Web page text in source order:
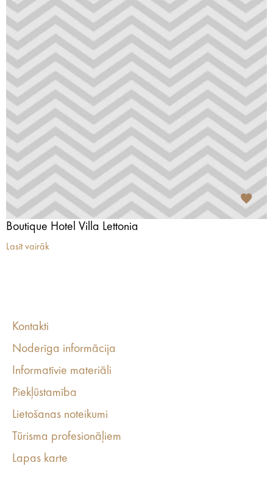
Boutique Hotel Villa Lettonia
Lasīt vairāk
Kontakti
Noderīga informācija
Informatīvie materiāli
Piekļūstamība
Lietošanas noteikumi
Tūrisma profesionāļiem
Lapas karte